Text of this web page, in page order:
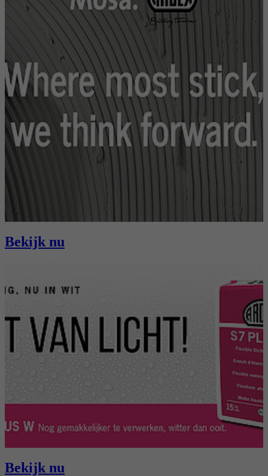
Bekijk nu
Bekijk nu